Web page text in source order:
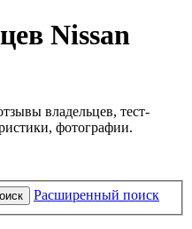
Nissan
владельцев, тест-
фотографии.
Расширенный поиск